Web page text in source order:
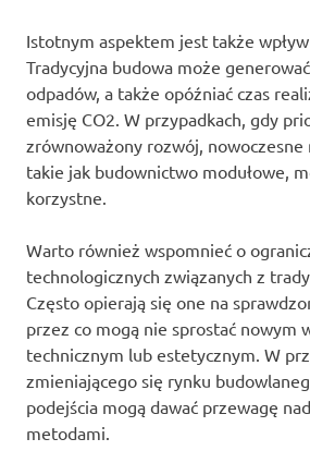
Istotnym aspektem jest także
Tradycyjna budowa może
odpadów, a także opóźniać czas
emisję CO2. W przypadkach, gdy
zrównoważony rozwój, nowoczesne
takie jak budownictwo modułowe,
korzystne.
Warto również wspomnieć o
technologicznych związanych z
Często opierają się one na
przez co mogą nie sprostać nowym
technicznym lub estetycznym. W
zmieniającego się rynku
podejścia mogą dawać przewagę
metodami.